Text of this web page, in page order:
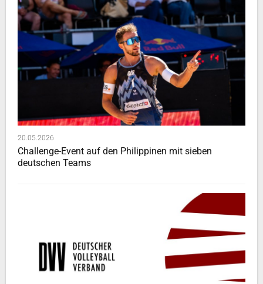
20.05.2026
Challenge-Event auf den Philippinen mit sieben
deutschen Teams